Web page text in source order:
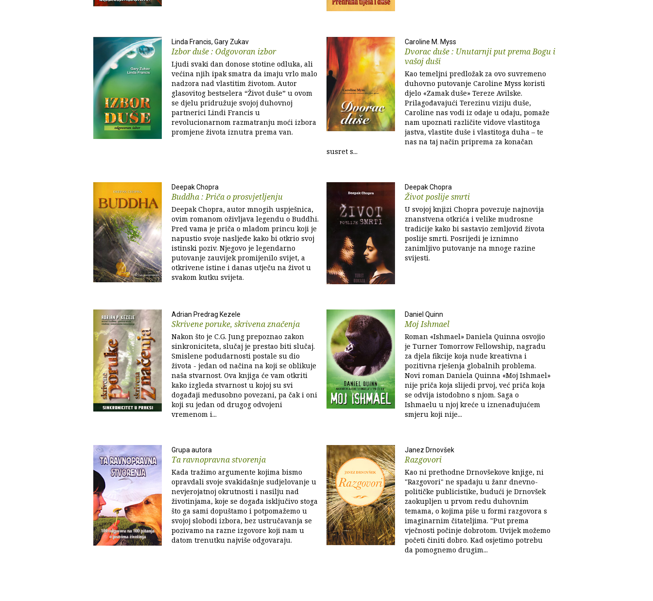
Linda Francis, Gary Zukav
Izbor duše : Odgovoran izbor
Ljudi svaki dan donose stotine odluka, ali
većina njih ipak smatra da imaju vrlo malo
nadzora nad vlastitim životom. Autor
glasovitog bestselera “Život duše” u ovom
se djelu pridružuje svojoj duhovnoj
partnerici Lindi Francis u
revolucionarnom razmatranju moći izbora
promjene života iznutra prema van.
Caroline M. Myss
Dvorac duše : Unutarnji put prema Bogu i
vašoj duši
Kao temeljni predložak za ovo suvremeno
duhovno putovanje Caroline Myss koristi
djelo «Zamak duše» Tereze Avilske.
Prilagođavajući Terezinu viziju duše,
Caroline nas vodi iz odaje u odaju, pomaže
nam upoznati različite vidove vlastitoga
jastva, vlastite duše i vlastitoga duha – te
nas na taj način priprema za konačan
susret s...
Deepak Chopra
Buddha : Priča o prosvjetljenju
Deepak Chopra, autor mnogih uspješnica,
ovim romanom oživljava legendu o Buddhi.
Pred vama je priča o mladom princu koji je
napustio svoje nasljeđe kako bi otkrio svoj
istinski poziv. Njegovo je legendarno
putovanje zauvijek promijenilo svijet, a
otkrivene istine i danas utječu na život u
svakom kutku svijeta.
Deepak Chopra
Život poslije smrti
U svojoj knjizi Chopra povezuje najnovija
znanstvena otkrića i velike mudrosne
tradicije kako bi sastavio zemljovid života
poslije smrti. Posrijedi je iznimno
zanimljivo putovanje na mnoge razine
svijesti.
Adrian Predrag Kezele
Skrivene poruke, skrivena značenja
Nakon što je C.G. Jung prepoznao zakon
sinkroniciteta, slučaj je prestao biti slučaj.
Smislene podudarnosti postale su dio
života - jedan od načina na koji se oblikuje
naša stvarnost. Ova knjiga će vam otkriti
kako izgleda stvarnost u kojoj su svi
događaji međusobno povezani, pa čak i oni
koji su jedan od drugog odvojeni
vremenom i...
Daniel Quinn
Moj Ishmael
Roman «Ishmael» Daniela Quinna osvojio
je Turner Tomorrow Fellowship, nagradu
za djela fikcije koja nude kreativna i
pozitivna rješenja globalnih problema.
Novi roman Daniela Quinna «Moj Ishmael»
nije priča koja slijedi prvoj, već priča koja
se odvija istodobno s njom. Saga o
Ishmaelu u njoj kreće u iznenađujućem
smjeru koji nije...
Grupa autora
Ta ravnopravna stvorenja
Kada tražimo argumente kojima bismo
opravdali svoje svakidašnje sudjelovanje u
nevjerojatnoj okrutnosti i nasilju nad
životinjama, koje se događa isključivo stoga
što ga sami dopuštamo i potpomažemo u
svojoj slobodi izbora, bez ustručavanja se
pozivamo na razne izgovore koji nam u
datom trenutku najviše odgovaraju.
Janez Drnovšek
Razgovori
Kao ni prethodne Drnovšekove knjige, ni
"Razgovori" ne spadaju u žanr dnevno-
političke publicistike, budući je Drnovšek
zaokupljen u prvom redu duhovnim
temama, o kojima piše u formi razgovora s
imaginarnim čitateljima. "Put prema
vječnosti počinje dobrotom. Uvijek možemo
početi činiti dobro. Kad osjetimo potrebu
da pomognemo drugim...